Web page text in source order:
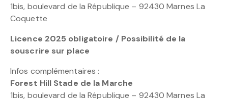
1bis, boulevard de la République – 92430 Marnes La
Coquette
Licence 2025 obligatoire / Possibilité de la
souscrire sur place
Infos complémentaires :
Forest Hill Stade de la Marche
1bis, boulevard de la République – 92430 Marnes La